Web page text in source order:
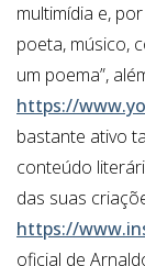
multimídia e,
poeta, músico,
um poema”,
https://
bastante ativo
conteúdo
das suas
https://
oficial de